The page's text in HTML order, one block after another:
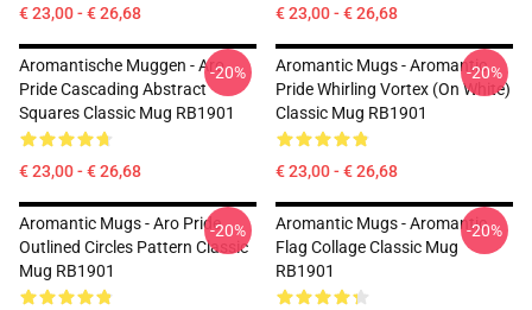
€ 23,00 - € 26,68 € 23,00 - € 26,68
Aromantische Muggen - Aro
Pride Cascading Abstract
Squares Classic Mug RB1901
€ 23,00 - € 26,68
-20%
Aromantic Mugs - Aromantic
Pride Whirling Vortex (On White)
Classic Mug RB1901
€ 23,00 - € 26,68
-20%
Aromantic Mugs - Aro Pride
Outlined Circles Pattern Classic
Mug RB1901
-20%
Aromantic Mugs - Aromantic
Flag Collage Classic Mug
RB1901
-20%